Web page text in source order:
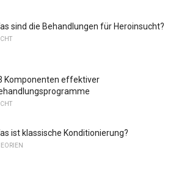
sind die Behandlungen für Heroinsucht?
Komponenten effektiver
ist klassische Konditionierung?